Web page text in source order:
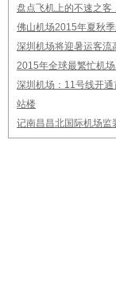
盘点飞机上的不速之客
佛山机场2015年夏秋
深圳机场将迎暑运客流
2015年全球最繁忙机
深圳机场：11号线开
站楼
记南昌昌北国际机场监